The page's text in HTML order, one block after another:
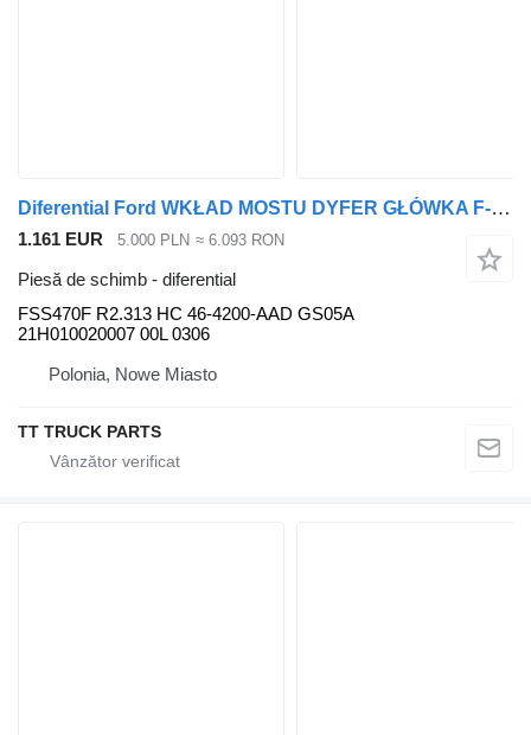
Diferential Ford WKŁAD MOSTU DYFER GŁÓWKA F-MAX 500 CARGO FSS470F R2.313 HC 46-42 pentru cap tractor Ford cargo
1.161 EUR 5.000 PLN ≈ 6.093 RON
Piesă de schimb - diferential
FSS470F R2.313 HC 46-4200-AAD GS05A
21H010020007 00L 0306
Polonia, Nowe Miasto
TT TRUCK PARTS